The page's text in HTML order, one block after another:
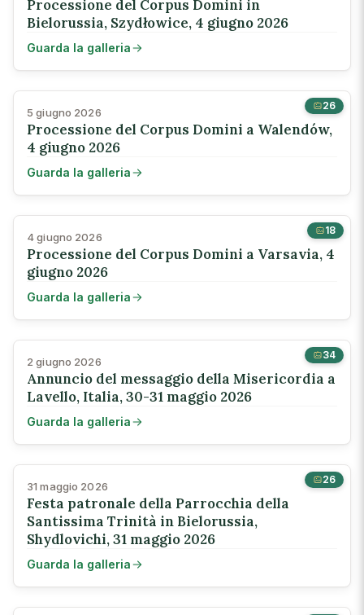
Processione del Corpus Domini in
Bielorussia, Szydłowice, 4 giugno 2026
Guarda la galleria
26
5 giugno 2026
Processione del Corpus Domini a Walendów,
4 giugno 2026
Guarda la galleria
18
4 giugno 2026
Processione del Corpus Domini a Varsavia, 4
giugno 2026
Guarda la galleria
34
2 giugno 2026
Annuncio del messaggio della Misericordia a
Lavello, Italia, 30-31 maggio 2026
Guarda la galleria
26
31 maggio 2026
Festa patronale della Parrocchia della
Santissima Trinità in Bielorussia,
Shydlovichi, 31 maggio 2026
Guarda la galleria